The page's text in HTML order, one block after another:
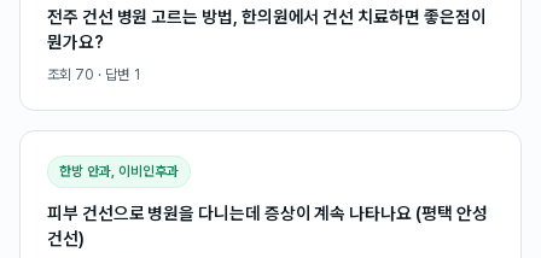
전주 건선 병원 고르는 방법, 한의원에서 건선 치료하면 좋은점이
뭔가요?
조회 70 · 답변 1
한방 안과, 이비인후과
피부 건선으로 병원을 다니는데 증상이 계속 나타나요 (평택 안성
건선)